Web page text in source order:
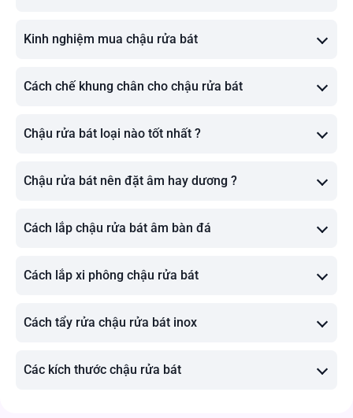
Kinh nghiệm mua chậu rửa bát
Cách chế khung chân cho chậu rửa bát
Chậu rửa bát loại nào tốt nhất ?
Chậu rửa bát nên đặt âm hay dương ?
Cách lắp chậu rửa bát âm bàn đá
Cách lắp xi phông chậu rửa bát
Cách tẩy rửa chậu rửa bát inox
Các kích thước chậu rửa bát